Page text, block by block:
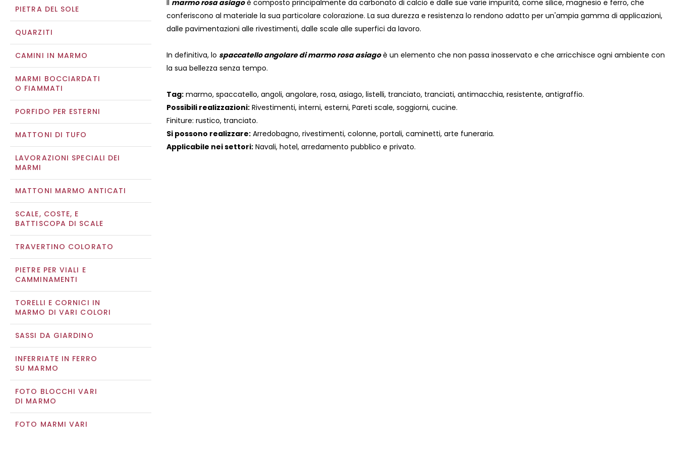
PIETRA DEL SOLE
QUARZITI
CAMINI IN MARMO
MARMI BOCCIARDATI
O FIAMMATI
PORFIDO PER ESTERNI
MATTONI DI TUFO
LAVORAZIONI SPECIALI DEI
MARMI
MATTONI MARMO ANTICATI
SCALE, COSTE, E
BATTISCOPA DI SCALE
TRAVERTINO COLORATO
PIETRE PER VIALI E
CAMMINAMENTI
TORELLI E CORNICI IN
MARMO DI VARI COLORI
SASSI DA GIARDINO
INFERRIATE IN FERRO
SU MARMO
FOTO BLOCCHI VARI
DI MARMO
FOTO MARMI VARI
Il marmo rosa asiagoè composto principalmente da carbonato di calcio e dalle sue varie impurità, come silice, magnesio e ferro, che
conferiscono al materiale la sua particolare colorazione. La sua durezza e resistenza lo rendono adatto per un'ampia gamma di applicazioni,
dalle pavimentazioni alle rivestimenti, dalle scale alle superfici da lavoro.
In definitiva, lo spaccatello angolare di marmo rosa asiagoè un elemento che non passa inosservato e che arricchisce ogni ambiente con
la sua bellezza senza tempo.
Tag: marmo, spaccatello, angoli, angolare, rosa, asiago, listelli, tranciato, tranciati, antimacchia, resistente, antigraffio.
Possibili realizzazioni: Rivestimenti, interni, esterni, Pareti scale, soggiorni, cucine.
Finiture: rustico, tranciato.
Si possono realizzare: Arredobagno, rivestimenti, colonne, portali, caminetti, arte funeraria.
Applicabile nei settori: Navali, hotel, arredamento pubblico e privato.